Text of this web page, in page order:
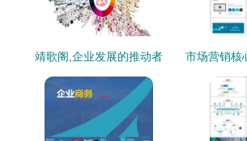
靖歌阁,企业发展的推动者